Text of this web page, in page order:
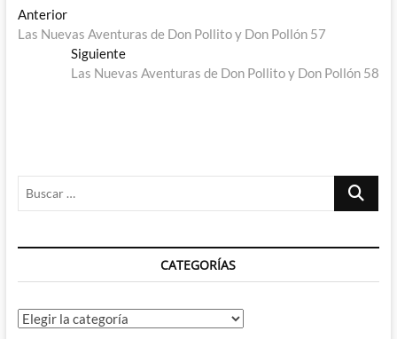
Navegación
de
entradas
AnteriorEntrada
anterior:
Las Nuevas Aventuras de Don Pollito y Don Pollón 57
SiguienteEntrada
siguiente:
Las Nuevas Aventuras de Don Pollito y Don Pollón 58
Buscar
CATEGORÍAS
Categorías